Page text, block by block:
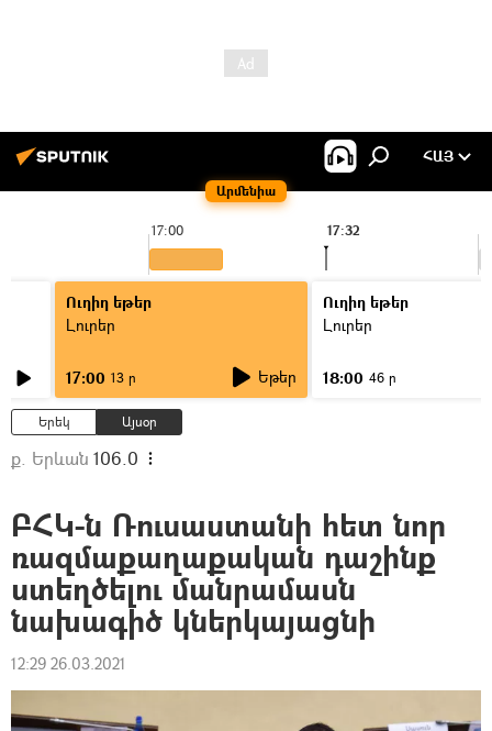
Արմենիա
ՀԱՅ
17:00 17:32
Ուղիղ եթեր
Լուրեր
17:00 13 ր Եթեր
Ուղիղ եթեր
Լուրեր
18:00 46 ր
Երեկ Այսօր
ք. Երևան 106.0
ԲՀԿ-ն Ռուսաստանի հետ նոր
ռազմաքաղաքական դաշինք
ստեղծելու մանրամասն
նախագիծ կներկայացնի
12:29 26.03.2021